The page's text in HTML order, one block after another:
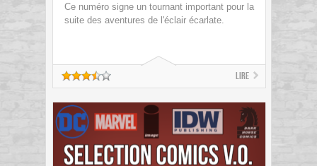
Ce numéro signe un tournant important pour la
suite des aventures de l'éclair écarlate.
Lire